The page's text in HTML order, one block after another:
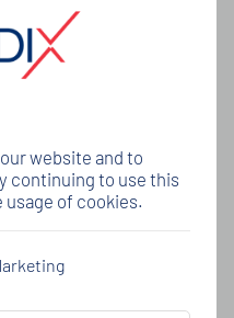
website and to
continuing to use this
of cookies.
bei der
machend und
unsere